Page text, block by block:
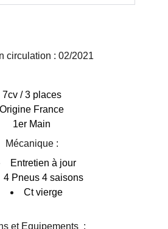
circulation : 02/2021
7cv / 3 places
Origine France
1er Main
Mécanique :
Entretien à jour
4 Pneus 4 saisons
Ct vierge
et Equipements :